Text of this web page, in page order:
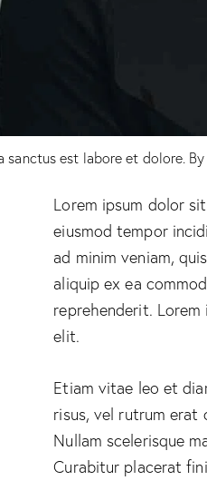
sanctus est labore et dolore. By
Lorem ipsum dolor
eiusmod tempor
ad minim veniam,
aliquip ex ea
reprehenderit.
elit.
Etiam vitae leo et
risus, vel rutrum erat
Nullam scelerisque
Curabitur placerat